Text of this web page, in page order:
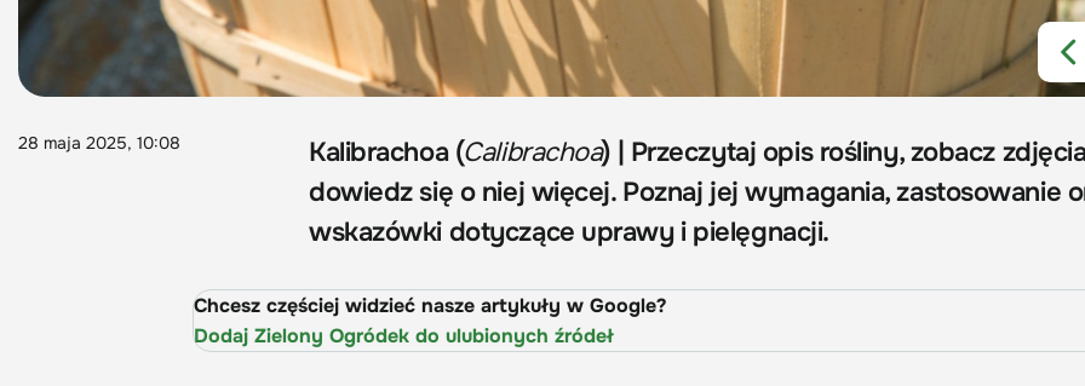
28 maja 2025, 10:08 Kalibrachoa (Calibrachoa) | Przeczytaj opis rośliny, zobacz
dowiedz się o niej więcej. Poznaj jej wymagania, zastosowanie
wskazówki dotyczące uprawy i pielęgnacji.
Chcesz częściej widzieć nasze artykuły w Google?
Dodaj Zielony Ogródek do ulubionych źródeł